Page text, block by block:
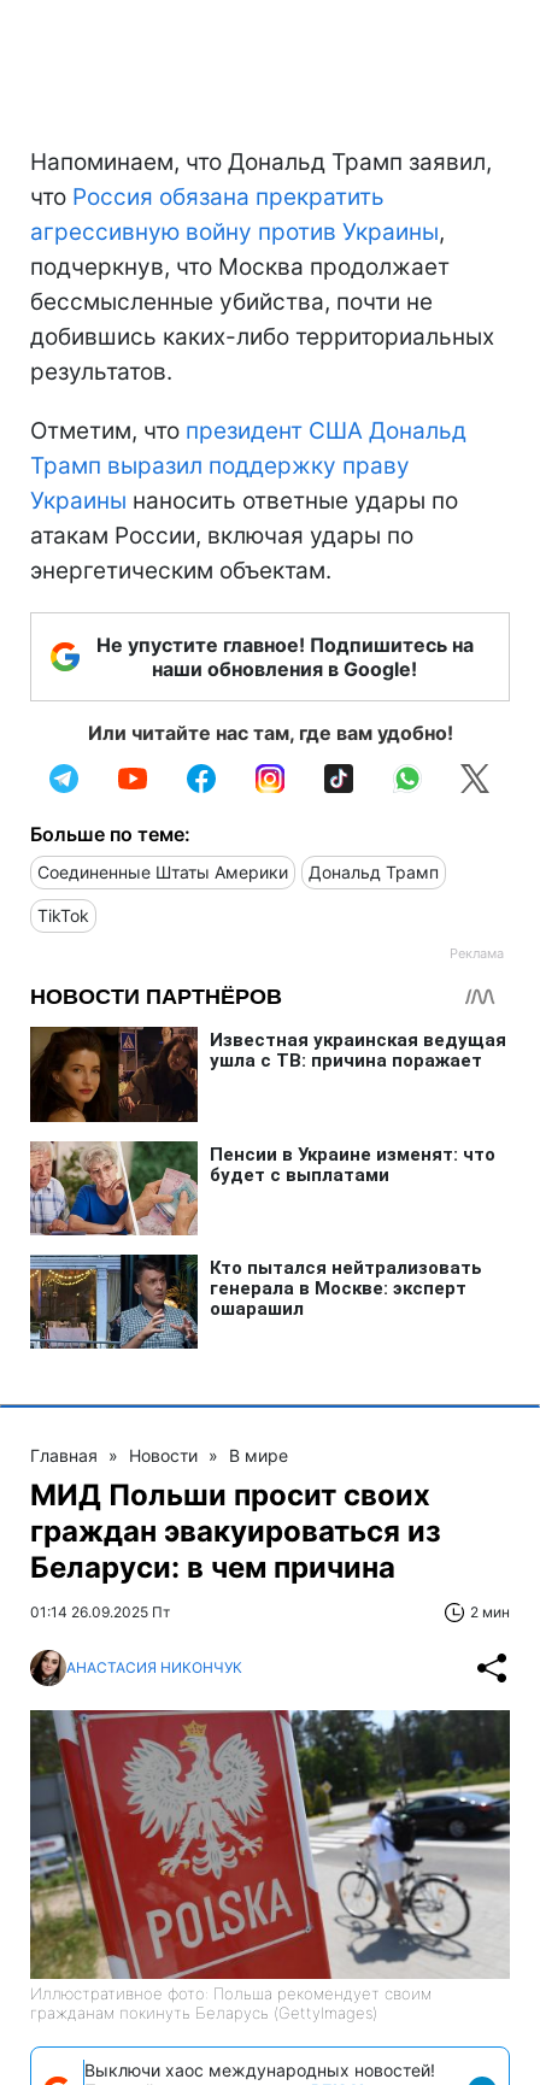
Напоминаем, что Дональд Трамп заявил,
что Россия обязана прекратить
агрессивную войну против Украины,
подчеркнув, что Москва продолжает
бессмысленные убийства, почти не
добившись каких-либо территориальных
результатов.
Отметим, что президент США Дональд
Трамп выразил поддержку праву
Украины наносить ответные удары по
атакам России, включая удары по
энергетическим объектам.
Не упустите главное! Подпишитесь на
наши обновления в Google!
Или читайте нас там, где вам удобно!
Больше по теме:
Соединенные Штаты Америки Дональд Трамп
TikTok
Главная » Новости » В мире
МИД Польши просит своих
граждан эвакуироваться из
Беларуси: в чем причина
01:14 26.09.2025 Пт 2 мин
АНАСТАСИЯ НИКОНЧУК
Иллюстративное фото: Польша рекомендует своим
гражданам покинуть Беларусь (GettyImages)
Выключи хаос международных новостей!